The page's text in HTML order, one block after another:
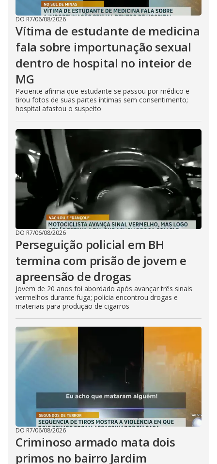
DO R7/06/08/2026
Vítima de estudante de medicina
fala sobre importunação sexual
dentro de hospital no inteior de
MG
Paciente afirma que estudante se passou por médico e
tirou fotos de suas partes íntimas sem consentimento;
hospital afastou o suspeito
DO R7/06/08/2026
Perseguição policial em BH
termina com prisão de jovem e
apreensão de drogas
Jovem de 20 anos foi abordado após avançar três sinais
vermelhos durante fuga; polícia encontrou drogas e
materiais para produção de cigarros
DO R7/06/08/2026
Criminoso armado mata dois
primos no bairro Jardim